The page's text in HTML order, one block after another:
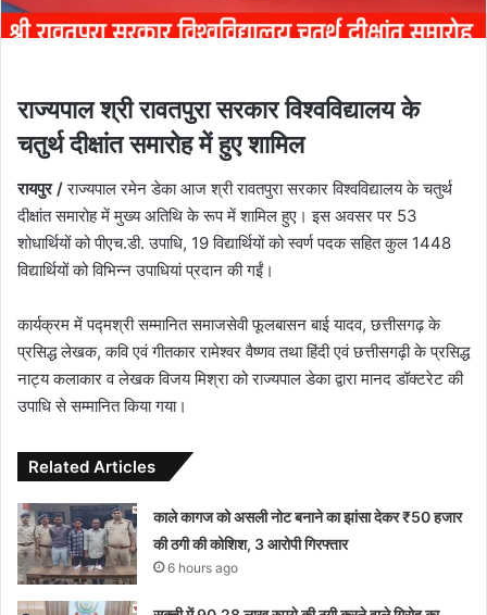
राज्यपाल श्री रावतपुरा सरकार विश्वविद्यालय के
चतुर्थ दीक्षांत समारोह में हुए शामिल
रायपुर /राज्यपाल रमेन डेका आज श्री रावतपुरा सरकार विश्वविद्यालय के चतुर्थ
दीक्षांत समारोह में मुख्य अतिथि के रूप में शामिल हुए। इस अवसर पर 53
शोधार्थियों को पीएच.डी. उपाधि, 19 विद्यार्थियों को स्वर्ण पदक सहित कुल 1448
विद्यार्थियों को विभिन्न उपाधियां प्रदान की गईं।
कार्यक्रम में पद्मश्री सम्मानित समाजसेवी फूलबासन बाई यादव, छत्तीसगढ़ के
प्रसिद्ध लेखक, कवि एवं गीतकार रामेश्वर वैष्णव तथा हिंदी एवं छत्तीसगढ़ी के प्रसिद्ध
नाट्य कलाकार व लेखक विजय मिश्रा को राज्यपाल डेका द्वारा मानद डॉक्टरेट की
उपाधि से सम्मानित किया गया।
Related Articles
काले कागज को असली नोट बनाने का झांसा देकर ₹50 हजार
की ठगी की कोशिश, 3 आरोपी गिरफ्तार
6 hours ago